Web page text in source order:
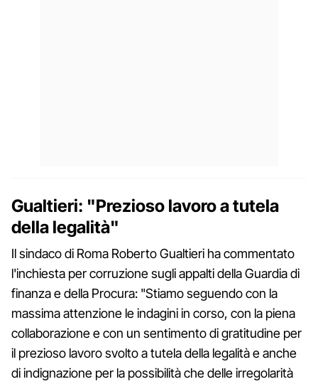
Gualtieri: "Prezioso lavoro a tutela
della legalità"
Il sindaco di Roma Roberto Gualtieri ha commentato
l'inchiesta per corruzione sugli appalti della Guardia di
finanza e della Procura: "Stiamo seguendo con la
massima attenzione le indagini in corso, con la piena
collaborazione e con un sentimento di gratitudine per
il prezioso lavoro svolto a tutela della legalità e anche
di indignazione per la possibilità che delle irregolarità